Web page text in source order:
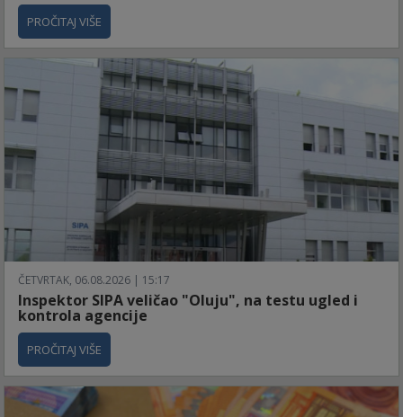
PROČITAJ VIŠE
ČETVRTAK, 06.08.2026 | 15:17
Inspektor SIPA veličao "Oluju", na testu ugled i
kontrola agencije
PROČITAJ VIŠE